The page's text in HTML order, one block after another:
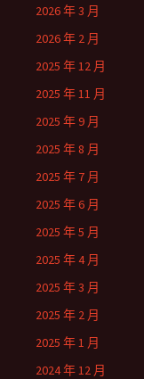
2026 年 3 月
2026 年 2 月
2025 年 12 月
2025 年 11 月
2025 年 9 月
2025 年 8 月
2025 年 7 月
2025 年 6 月
2025 年 5 月
2025 年 4 月
2025 年 3 月
2025 年 2 月
2025 年 1 月
2024 年 12 月